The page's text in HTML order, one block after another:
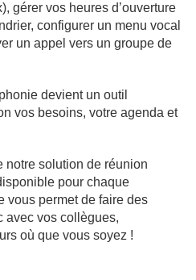
gérer vos heures d’ouverture
configurer un menu vocal
un appel vers un groupe de
devient un outil
vos besoins, votre agenda et
notre solution de réunion
pour chaque
vous permet de faire des
avec vos collègues,
où que vous soyez !